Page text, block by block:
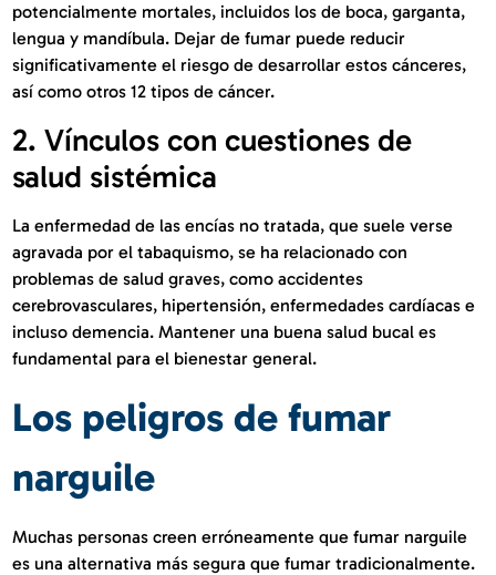
potencialmente mortales, incluidos los de boca, garganta,
lengua y mandíbula. Dejar de fumar puede reducir
significativamente el riesgo de desarrollar estos cánceres,
así como otros 12 tipos de cáncer.
2. Vínculos con cuestiones de
salud sistémica
La enfermedad de las encías no tratada, que suele verse
agravada por el tabaquismo, se ha relacionado con
problemas de salud graves, como accidentes
cerebrovasculares, hipertensión, enfermedades cardíacas e
incluso demencia. Mantener una buena salud bucal es
fundamental para el bienestar general.
Los peligros de fumar
narguile
Muchas personas creen erróneamente que fumar narguile
es una alternativa más segura que fumar tradicionalmente.